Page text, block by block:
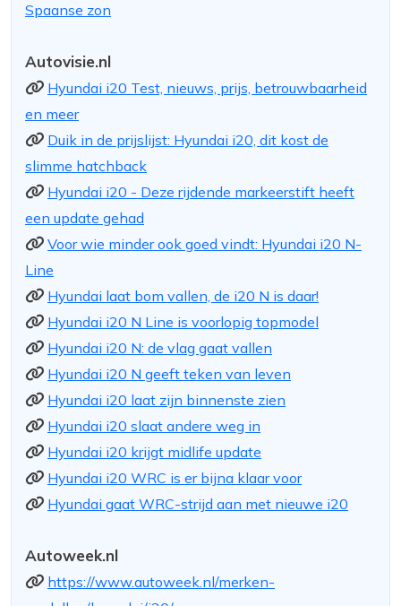
Spaanse zon
Autovisie.nl
Hyundai i20 Test, nieuws, prijs, betrouwbaarheid
en meer
Duik in de prijslijst: Hyundai i20, dit kost de
slimme hatchback
Hyundai i20 - Deze rijdende markeerstift heeft
een update gehad
Voor wie minder ook goed vindt: Hyundai i20 N-
Line
Hyundai laat bom vallen, de i20 N is daar!
Hyundai i20 N Line is voorlopig topmodel
Hyundai i20 N: de vlag gaat vallen
Hyundai i20 N geeft teken van leven
Hyundai i20 laat zijn binnenste zien
Hyundai i20 slaat andere weg in
Hyundai i20 krijgt midlife update
Hyundai i20 WRC is er bijna klaar voor
Hyundai gaat WRC-strijd aan met nieuwe i20
Autoweek.nl
https://www.autoweek.nl/merken-